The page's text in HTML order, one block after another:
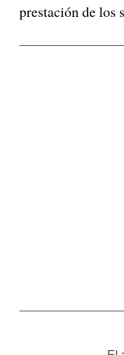
prestación de los